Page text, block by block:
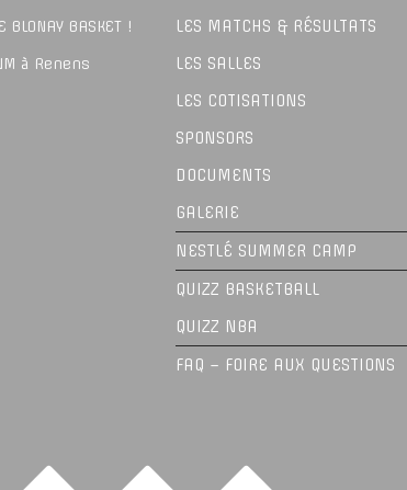
BLONAY BASKET !
à Renens
LES MATCHS & RÉSULTATS
LES SALLES
LES COTISATIONS
SPONSORS
DOCUMENTS
GALERIE
NESTLÉ SUMMER CAMP
QUIZZ BASKETBALL
QUIZZ NBA
FAQ – FOIRE AUX QUESTIONS